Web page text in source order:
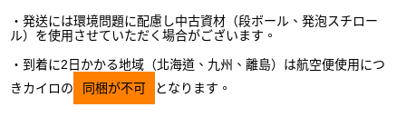
・発送には環境問題に配慮し中古資材（段ボール、発泡スチロー
ル）を使用させていただく場合がございます。
・到着に2日かかる地域（北海道、九州、離島）は航空便使用につ
きカイロの
同梱が不可 となります。